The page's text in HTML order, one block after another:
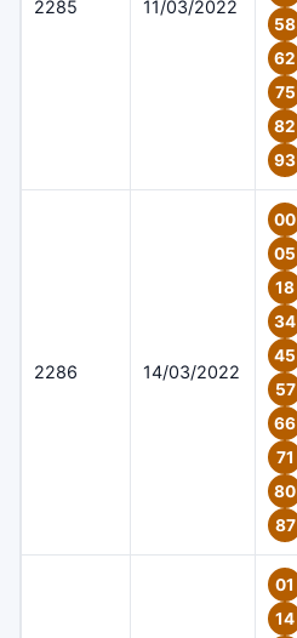
2285 11/03/2022
58
62
75
82
93
2286 14/03/2022
00
05
18
34
45
57
66
71
80
87
01
14